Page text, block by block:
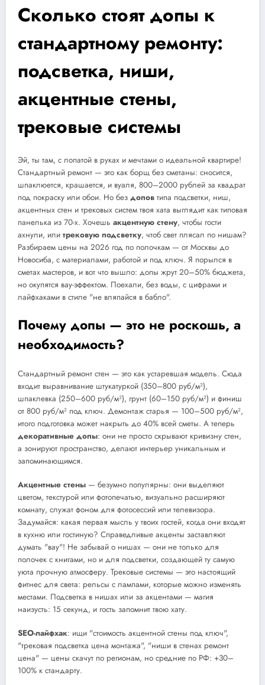
Сколько стоят допы к
стандартному ремонту:
подсветка, ниши,
акцентные стены,
трековые системы
Эй, ты там, с лопатой в руках и мечтами о идеальной квартире!
Стандартный ремонт — это как борщ без сметаны: сносится,
шпаклюется, крашается, и вуаля, 800–2000 рублей за квадрат
под покраску или обои. Но без допов типа подсветки, ниш,
акцентных стен и трековых систем твоя хата выглядит как типовая
панелька из 70-х. Хочешь акцентную стену, чтобы гости
ахнули, или трековую подсветку, чтоб свет плясал по нишам?
Разбираем цены на 2026 год по полочкам — от Москвы до
Новосиба, с материалами, работой и под ключ. Я порылся в
сметах мастеров, и вот что вышло: допы жрут 20–50% бюджета,
но окупятся вау-эффектом. Поехали, без воды, с цифрами и
лайфхаками в стиле "не вляпайся в бабло".
Почему допы — это не роскошь, а
необходимость?
Стандартный ремонт стен — это как устаревшая модель. Сюда
входит выравнивание штукатуркой (350–800 руб/м²),
шпаклевка (250–600 руб/м²), грунт (60–150 руб/м²) и финиш
от 800 руб/м² под ключ. Демонтаж старья — 100–500 руб/м²,
итого подготовка может накрыть до 40% всей сметы. А теперь
декоративные допы: они не просто скрывают кривизну стен,
а зонируют пространство, делают интерьер уникальным и
запоминающимся.
Акцентные стены — безумно популярны: они выделяют
цветом, текстурой или фотопечатью, визуально расширяют
комнату, служат фоном для фотосессий или телевизора.
Задумайся: какая первая мысль у твоих гостей, когда они входят
в кухню или гостиную? Справедливые акценты заставляют
думать "вау"! Не забывай о нишах — они не только для
полочек с книгами, но и для подсветки, создающей ту самую
уюта прочную атмосферу. Трековые системы — это настоящий
фитнес для света: рельсы с лампами, которые можно изменять
местами. Подсветка в нишах или за акцентами — магия
наизусть: 15 секунд, и гость запомнит твою хату.
SEO-лайфхак: ищи "стоимость акцентной стены под ключ",
"трековая подсветка цена монтажа", "ниши в стенах ремонт
цена" — цены скачут по регионам, но средние по РФ: +30–
100% к стандарту.